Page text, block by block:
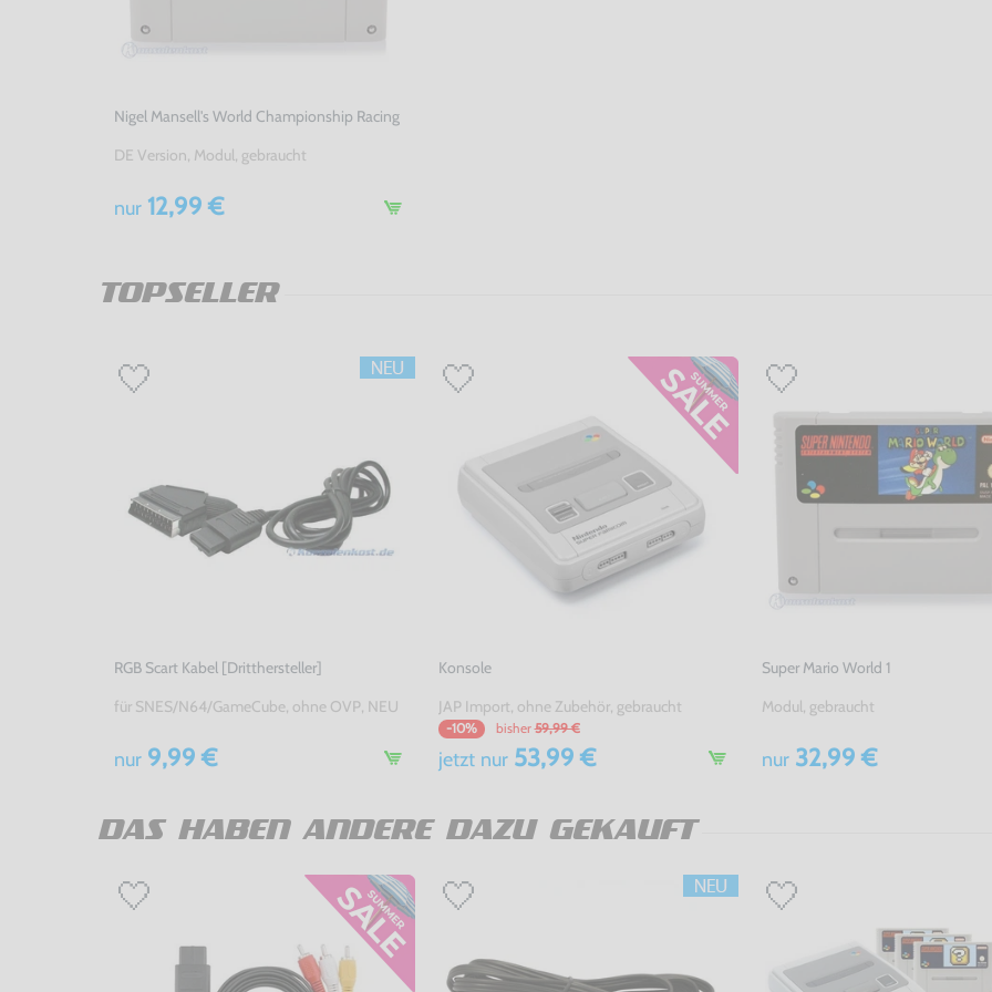
Nigel Mansell's World Championship Racing
DE Version, Modul, gebraucht
nur 12,99 €
TOPSELLER
RGB Scart Kabel [Dritthersteller]
für SNES/N64/GameCube, ohne OVP, NEU
nur 9,99 €
Konsole
JAP Import, ohne Zubehör, gebraucht
-10% bisher 59,99 €
jetzt nur53,99 €
Super Mario World 1
Modul, gebraucht
nur 32,99 €
DAS HABEN ANDERE DAZU GEKAUFT